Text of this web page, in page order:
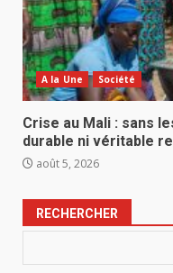
A la Une Société
Crise au Mali : sans
durable ni véritable
août 5, 2026
RECHERCHER